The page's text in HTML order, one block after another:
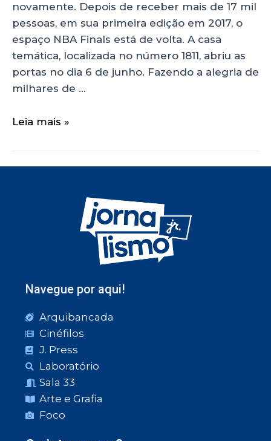
novamente. Depois de receber mais de 17 mil
pessoas, em sua primeira edição em 2017, o
espaço NBA Finals está de volta. A casa
temática, localizada no número 1811, abriu as
portas no dia 6 de junho. Fazendo a alegria de
milhares de …
Leia mais »
Navegue por aqui!
Arquibancada
Cinéfilos
J. Press
Laboratório
Sala 33
Arte e Grafia
Foco